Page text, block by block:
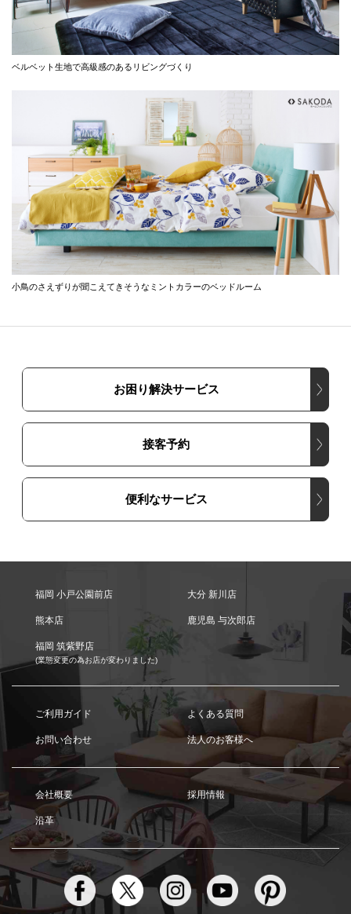
ベルベット生地で高級感のあるリビングづくり
小鳥のさえずりが聞こえてきそうなミントカラーのベッドルーム
お困り解決サービス
接客予約
便利なサービス
福岡 小戸公園前店 大分 新川店
熊本店 鹿児島 与次郎店
福岡 筑紫野店
(業態変更の為お店が変わりました)
ご利用ガイド よくある質問
お問い合わせ 法人のお客様へ
会社概要 採用情報
沿革